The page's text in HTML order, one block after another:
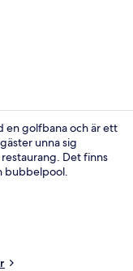
en golfbana och är ett
unna sig
Det finns
bubbelpool.